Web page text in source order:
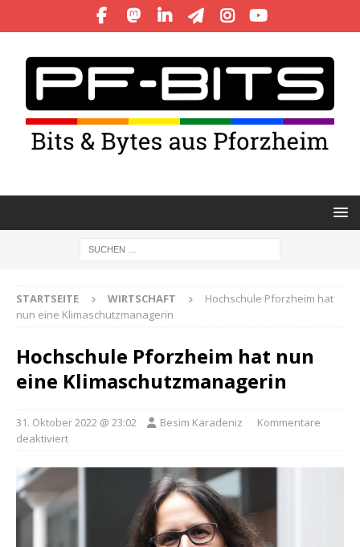
STARTSEITE WIRTSCHAFT
Hochschule Pforzheim hat
nun eine Klimaschutzmanagerin
Hochschule Pforzheim hat nun
eine Klimaschutzmanagerin
31. Oktober 2022 @ 23:02 Besim Karadeniz
Kommentare
deaktiviert